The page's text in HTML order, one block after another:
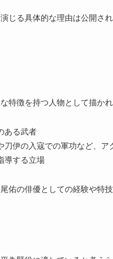
じる具体的な理由は公開さ
特徴を持つ人物として描かれ
ある武者
刀伊の入寇での軍功など、
導する立場
佑の俳優としての経験や特